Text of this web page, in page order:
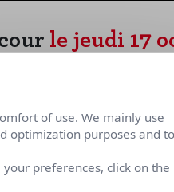
le jeudi 17
S'ABONNER
Être tenu au
of use. We mainly use
optimization purposes and
preferences, click on the